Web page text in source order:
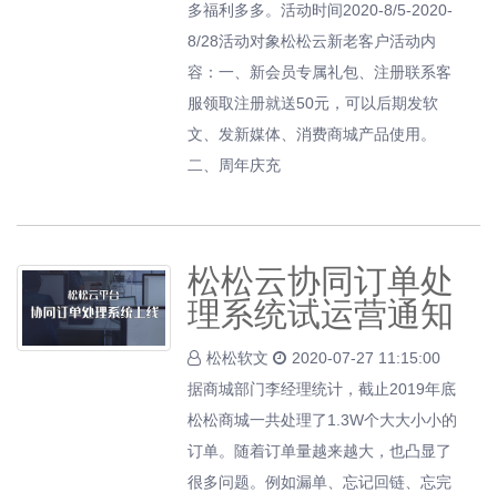
多福利多多。活动时间2020-8/5-2020-
8/28活动对象松松云新老客户活动内
容：一、新会员专属礼包、注册联系客
服领取注册就送50元，可以后期发软
文、发新媒体、消费商城产品使用。
二、周年庆充
松松云协同订单处
理系统试运营通知
松松软文
2020-07-27 11:15:00
据商城部门李经理统计，截止2019年底
松松商城一共处理了1.3W个大大小小的
订单。随着订单量越来越大，也凸显了
很多问题。例如漏单、忘记回链、忘完